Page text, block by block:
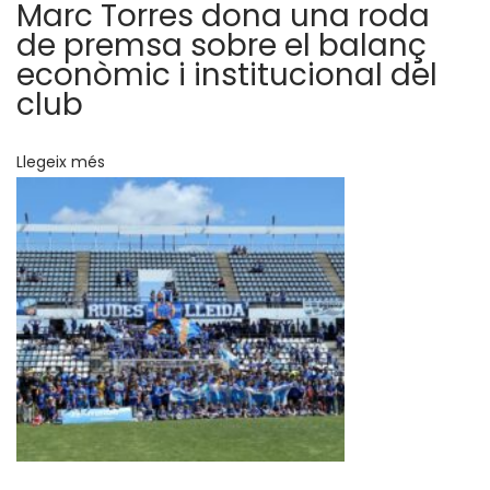
s
è
x
t
d
e
l
L
l
e
i
d
Marc Torres dona una roda
de premsa sobre el balanç
econòmic i institucional del
club
Llegeix més